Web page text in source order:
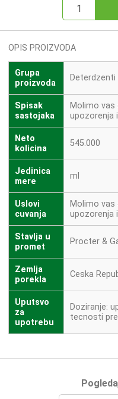
OPIS PROIZVODA
Grupa
proizvoda
Spisak
sastojaka
Molimo
upozorenja
Neto
kolicina
545.000
Jedinica
mere
ml
Uslovi
cuvanja
Molimo
upozorenja
Stavlja u
promet
Procter &
Zemlja
porekla
Ceska
Uputsvo
za
upotrebu
Doziranje:
tecnosti